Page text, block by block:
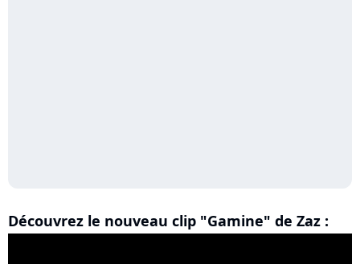
Découvrez le nouveau clip "Gamine" de Zaz :